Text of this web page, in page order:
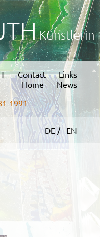
Künstlerin
Links
Contact
News
Home
1991
DE / EN